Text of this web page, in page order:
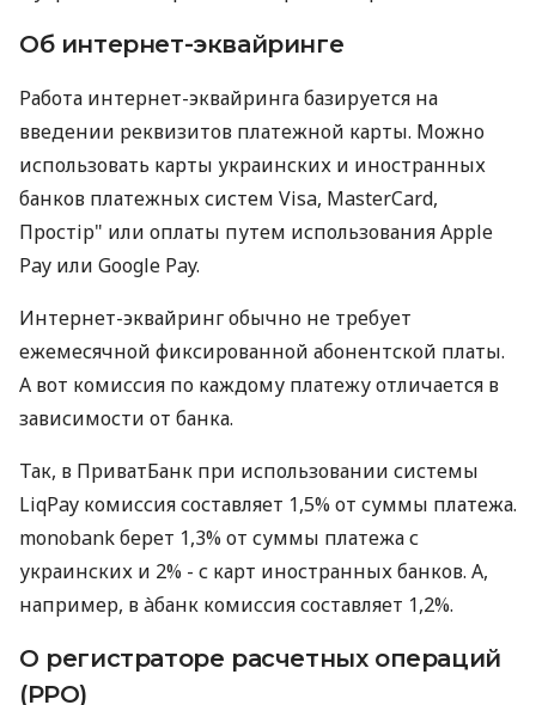
Об интернет-эквайринге
Работа интернет-эквайринга базируется на
введении реквизитов платежной карты. Можно
использовать карты украинских и иностранных
банков платежных систем Visa, MasterCard,
Простір" или оплаты путем использования Apple
Pay или Google Pay.
Интернет-эквайринг обычно не требует
ежемесячной фиксированной абонентской платы.
А вот комиссия по каждому платежу отличается в
зависимости от банка.
Так, в ПриватБанк при использовании системы
LiqPay комиссия составляет 1,5% от суммы платежа.
monobank берет 1,3% от суммы платежа с
украинских и 2% - с карт иностранных банков. А,
например, в àбанк комиссия составляет 1,2%.
О регистраторе расчетных операций
(РРО)